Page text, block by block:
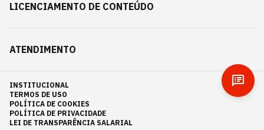
LICENCIAMENTO DE CONTEÚDO
ATENDIMENTO
INSTITUCIONAL
TERMOS DE USO
POLÍTICA DE COOKIES
POLÍTICA DE PRIVACIDADE
LEI DE TRANSPARÊNCIA SALARIAL